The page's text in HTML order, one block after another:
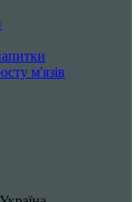
м'язів